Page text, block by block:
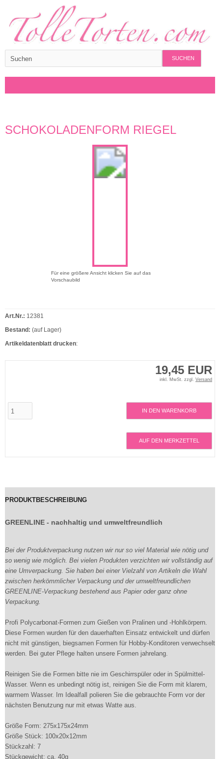
SUCHEN
SCHOKOLADENFORM RIEGEL
Für eine größere Ansicht klicken Sie auf das
Vorschaubild
19,45 EUR
inkl. MwSt. zzgl. Versand
IN DEN WARENKORB
AUF DEN MERKZETTEL
Art.Nr.: 12381
Bestand: (auf Lager)
Artikeldatenblatt drucken:
PRODUKTBESCHREIBUNG
GREENLINE - nachhaltig und umweltfreundlich
Bei der Produktverpackung nutzen wir nur so viel Material wie nötig und
so wenig wie möglich. Bei vielen Produkten verzichten wir vollständig auf
eine Umverpackung. Sie haben bei einer Vielzahl von Artikeln die Wahl
zwischen herkömmlicher Verpackung und der umweltfreundlichen
GREENLINE-Verpackung bestehend aus Papier oder ganz ohne
Verpackung.
Profi Polycarbonat-Formen zum Gießen von Pralinen und -Hohlkörpern.
Diese Formen wurden für den dauerhaften Einsatz entwickelt und dürfen
nicht mit günstigen, biegsamen Formen für Hobby-Konditoren verwechselt
werden. Bei guter Pflege halten unsere Formen jahrelang.
Reinigen Sie die Formen bitte nie im Geschirrspüler oder in Spülmittel-
Wasser. Wenn es unbedingt nötig ist, reinigen Sie die Form mit klarem,
warmem Wasser. Im Idealfall polieren Sie die gebrauchte Form vor der
nächsten Benutzung nur mit etwas Watte aus.
Größe Form: 275x175x24mm
Größe Stück: 100x20x12mm
Stückzahl: 7
Stückgewicht: ca. 40g